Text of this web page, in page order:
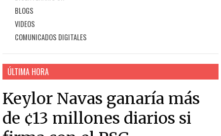
BLOGS
VIDEOS
COMUNICADOS DIGITALES
ÚLTIMA HORA
Keylor Navas ganaría más
de ¢13 millones diarios si